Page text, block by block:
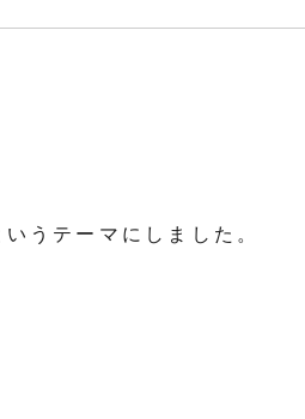
うテーマにしました。